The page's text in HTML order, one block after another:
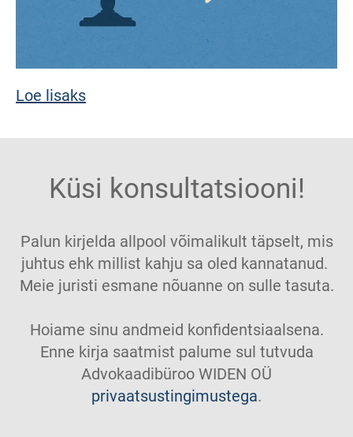
Loe lisaks
Küsi konsultatsiooni!
Palun kirjelda allpool võimalikult täpselt, mis
juhtus ehk millist kahju sa oled kannatanud.
Meie juristi esmane nõuanne on sulle tasuta.
Hoiame sinu andmeid konfidentsiaalsena.
Enne kirja saatmist palume sul tutvuda
Advokaadibüroo WIDEN OÜ
privaatsustingimustega.